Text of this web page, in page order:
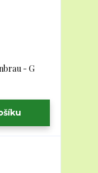
- G